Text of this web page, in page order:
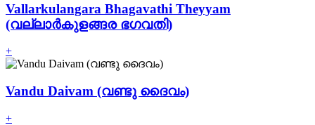
Vallarkulangara Bhagavathi Theyyam
(വല്ലാര്‍കുളങ്ങര ഭഗവതി)
+
Vandu Daivam (വണ്ടു ദൈവം)
+